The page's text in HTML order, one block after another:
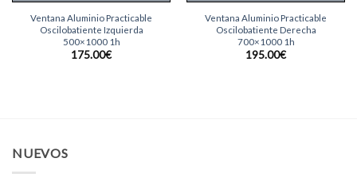
Ventana Aluminio Practicable
Oscilobatiente Izquierda
500×1000 1h
175.00€
Ventana Aluminio Practicable
Oscilobatiente Derecha
700×1000 1h
195.00€
NUEVOS